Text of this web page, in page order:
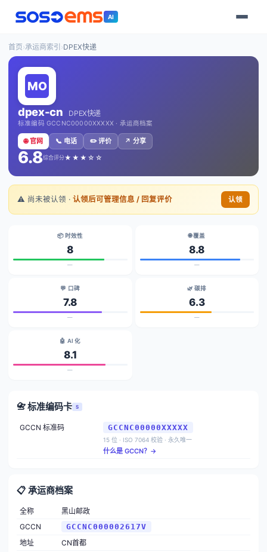
AI
首页›承运商索引 ›DPEX快递
dpex-cn DPEX快递
标准编码 GCCNC00000XXXXX · 承运商档案
🌐 官网 📞 电话 ✏️ 评价 ↗️ 分享
6.8综合评分★★★☆☆
⚠️ 尚未被认领 · 认领后可管理信息 / 回复评价 认领
📦 时效性
8
—
🌐 覆盖
8.8
—
💬 口碑
7.8
—
🌿 碳排
6.3
—
🤖 AI 化
8.1
—
📇 标准编码卡 S
GCCN 标准码 GCCNC00000XXXXX
15 位 · ISO 7064 校验 · 永久唯一
什么是 GCCN？→
📋 承运商档案
全称
黑山邮政
GCCN
GCCNC000002617V
地址
CN首都